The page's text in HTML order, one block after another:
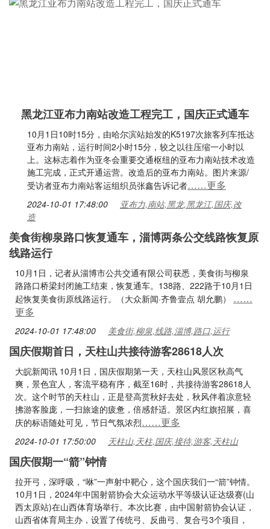
黑龙江亚布力南站改造工程完工，国庆正式通车
10月1日10时15分，由哈尔滨站始发的K5197次旅客列车抵达
亚布力南站，运行时间2小时15分，较之以往压缩一小时以
上。这标志着作为亚冬会重要交通枢纽的亚布力南站技术改造
施工完成，正式开通运营。改造后的亚布力南站。图片来源/
受访者亚布力南站客运组织员张鑫告诉记者……更多
2024-10-01 17:48:00
亚布力,南站,黑龙,黑龙江,国庆,改
造
美食街柳泉路口恢复通车，淄博两条公交线路恢复原
线路运行
10月1日，记者从淄博市公共交通有限公司获悉，美食街与柳泉
路路口桥梁封闭施工结束，恢复通车。138路、222路于10月1日
起恢复美食街原线路运行。（大众新闻·齐鲁壹点 胡允鹏） ……
更多
2024-10-01 17:48:00 美食街,柳泉,线路,淄博,路口,运行
国庆假期首日，天柱山共接待游客28618人次
大皖新闻讯 10月1日，国庆假期第一天，天柱山风景区秋高气
爽，景色宜人，客流平稳有序，截至16时，共接待游客28618人
次。这个时节的天柱山，正是登高赏秋好去处，秋风伴着凉意轻
拂游客脸庞，一扫旅途的疲惫，倍感舒适。景区内红旗招展，喜
庆的标语随处可见，节日气氛浓烈……更多
2024-10-01 17:50:00 天柱山,天柱,国庆,接待,游客,天柱山
国庆假期一“箭”钟情
拉开弓，深呼吸，“咻”一声射中靶心，这个国庆我们一“箭”钟情。
10月1日，2024年中国射箭协会大众运动水平等级认证达级赛(山
西太原站)在山西体育场举行。本次比赛，由中国射箭协会认证，
山西省体育局主办，设置了传统弓、反曲弓、复合弓3个项目，